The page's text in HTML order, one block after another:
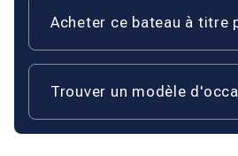
Acheter ce bateau à titre
Trouver un modèle